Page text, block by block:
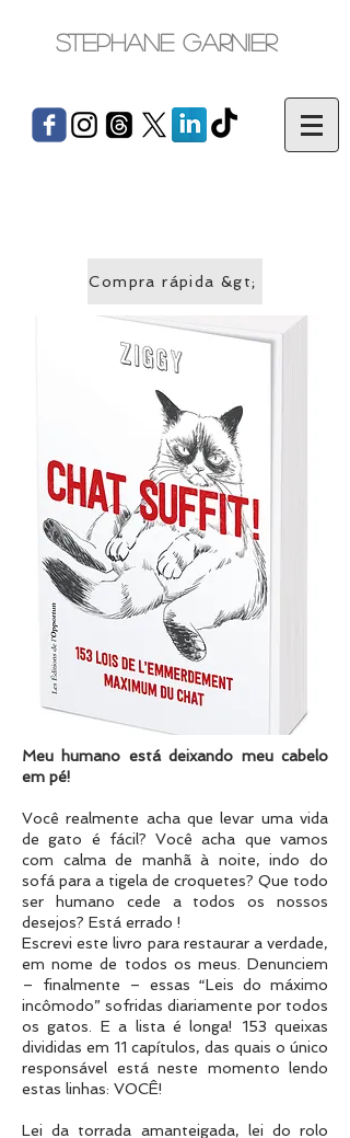
Stephane Garnier
Compra rápida &gt;
Meu humano está deixando meu cabelo
em pé!
Você realmente acha que levar uma vida
de gato é fácil? Você acha que vamos
com calma de manhã à noite, indo do
sofá para a tigela de croquetes? Que todo
ser humano cede a todos os nossos
desejos? Está errado !
Escrevi este livro para restaurar a verdade,
em nome de todos os meus. Denunciem
– finalmente – essas “Leis do máximo
incômodo” sofridas diariamente por todos
os gatos. E a lista é longa! 153 queixas
divididas em 11 capítulos, das quais o único
responsável está neste momento lendo
estas linhas: VOCÊ!
Lei da torrada amanteigada, lei do rolo